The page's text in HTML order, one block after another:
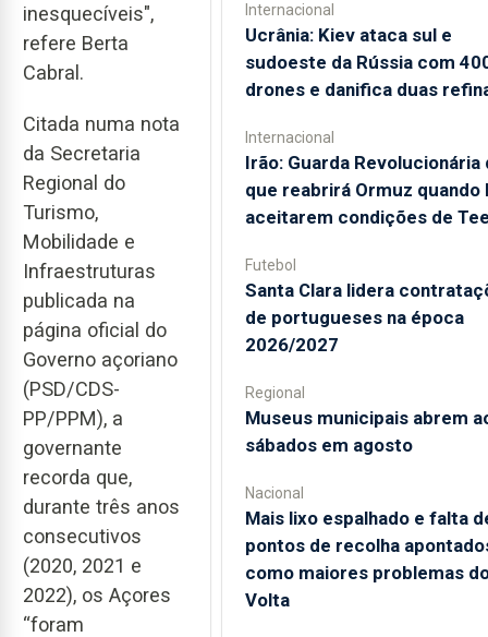
inesquecíveis",
refere Berta
Cabral.
Citada numa nota
da Secretaria
Regional do
Turismo,
Mobilidade e
Infraestruturas
publicada na
página oficial do
Governo açoriano
(PSD/CDS-
PP/PPM), a
governante
recorda que,
durante três anos
consecutivos
(2020, 2021 e
2022), os Açores
“foram
Internacional
Ucrânia: Kiev ataca sul e
sudoeste da Rússia com
drones e danifica duas
Internacional
Irão: Guarda Revolucionária
que reabrirá Ormuz quando
aceitarem condições de
Futebol
Santa Clara lidera
de portugueses na época
2026/2027
Regional
Museus municipais abrem
sábados em agosto
Nacional
Mais lixo espalhado e falta
pontos de recolha
como maiores problemas
Volta